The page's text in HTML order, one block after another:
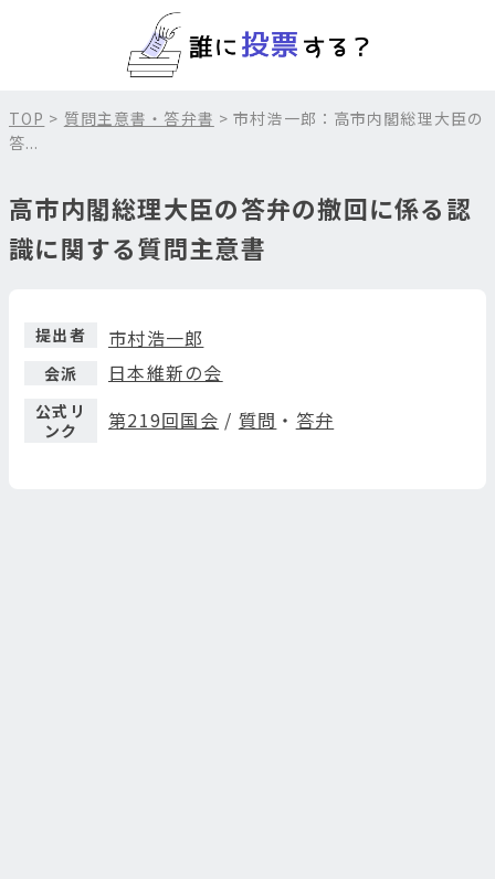
TOP > 質問主意書・答弁書 > 市村浩一郎：高市内閣総理大臣の
答...
高市内閣総理大臣の答弁の撤回に係る認
識に関する質問主意書
提出者 市村浩一郎
会派 日本維新の会
公式リ
ンク
第219回国会 / 質問 ・ 答弁